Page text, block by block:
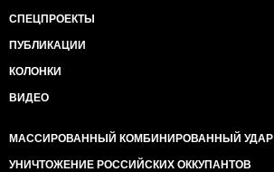
СПЕЦПРОЕКТЫ
ПУБЛИКАЦИИ
КОЛОНКИ
ВИДЕО
МАССИРОВАННЫЙ КОМБИНИРОВАННЫЙ УДАР
УНИЧТОЖЕНИЕ РОССИЙСКИХ ОККУПАНТОВ